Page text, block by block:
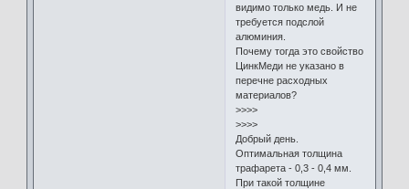
видимо только медь. И не
требуется подслой
алюминия.
Почему тогда это свойство
ЦинкМеди не указано в
перечне расходных
материалов?
>>>>
>>>>
Добрый день.
Оптимальная толщина
трафарета - 0,3 - 0,4 мм.
При такой толщине